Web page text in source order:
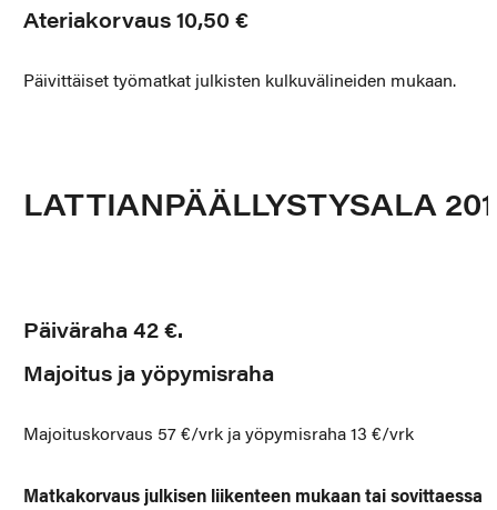
Ateriakorvaus 10,50 €
Päivittäiset työmatkat julkisten kulkuvälineiden mukaan.
LATTIANPÄÄLLYSTYSALA
Päiväraha 42 €.
Majoitus ja yöpymisraha
Majoituskorvaus 57 €/vrk ja yöpymisraha 13 €/vrk
Matkakorvaus julkisen liikenteen mukaan tai sovittaessa